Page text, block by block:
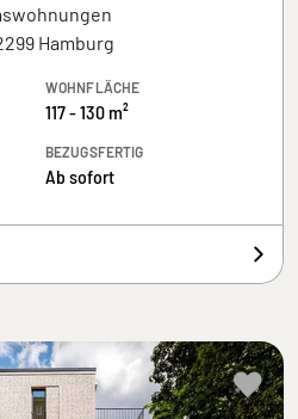
Hamburg
WOHNFLÄCHE
117 - 130 m²
BEZUGSFERTIG
Ab sofort